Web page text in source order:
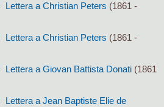
Lettera a Christian Peters (1861 -
Lettera a Christian Peters (1861 -
Lettera a Giovan Battista Donati (1861
Lettera a Jean Baptiste Elie de